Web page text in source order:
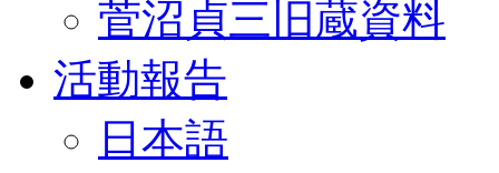
菅沼貞三旧蔵資料
活動報告
日本語